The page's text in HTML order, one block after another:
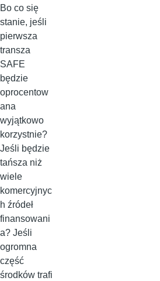
Bo co się
stanie, jeśli
pierwsza
transza
SAFE
będzie
oprocentow
ana
wyjątkowo
korzystnie?
Jeśli będzie
tańsza niż
wiele
komercyjnyc
h źródeł
finansowani
a? Jeśli
ogromna
część
środków trafi